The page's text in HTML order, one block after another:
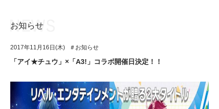
アプリゲーム
ユニット&キャラクター
お知らせ
2017年11月16日(木) ＃お知らせ
「アイ★チュウ」×「A3!」コラボ開催日決定！！